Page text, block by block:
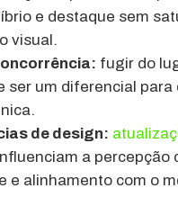
e destaque sem
visual.
fugir do
ser um diferencial para
de design:
a percepção
e alinhamento com o